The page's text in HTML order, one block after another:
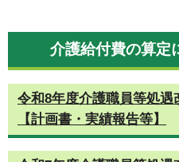
介護給付費の算定
令和8年度介護職員等処遇
【計画書・実績報告等】